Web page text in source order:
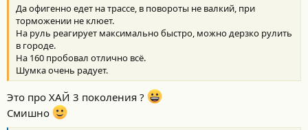
и
:
Да офигенно едет на трассе, в повороты не валкий, при
торможении не клюет.
На руль реагирует максимально быстро, можно дерзко рулить
в городе.
На 160 пробовал отлично всё.
Шумка очень радует.
Это про ХАЙ 3 поколения ?
Смишно